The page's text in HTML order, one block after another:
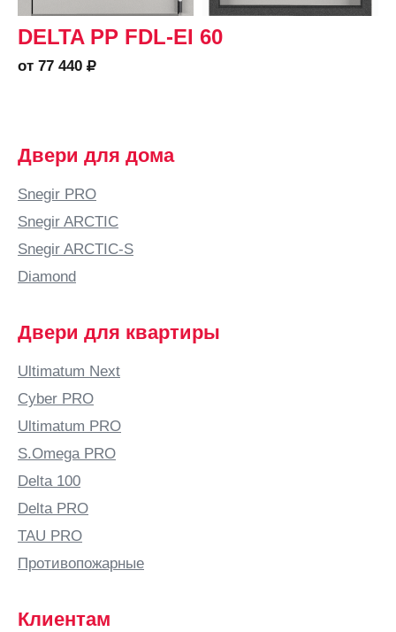
DELTA PP FDL-EI 60
от 77 440
Двери для дома
Snegir PRO
Snegir ARCTIC
Snegir ARCTIC-S
Diamond
Двери для квартиры
Ultimatum Next
Cyber PRO
Ultimatum PRO
S.Omega PRO
Delta 100
Delta PRO
TAU PRO
Противопожарные
Клиентам